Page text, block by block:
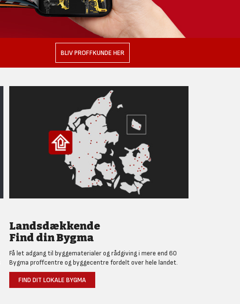
BLIV PROFFKUNDE HER
Landsdækkende
Find din Bygma
Få let adgang til byggematerialer og rådgiving i mere end 60
Bygma proffcentre og byggecentre fordelt over hele landet.
FIND DIT LOKALE BYGMA